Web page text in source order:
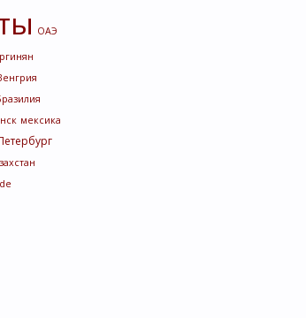
ОАЭ
мексика